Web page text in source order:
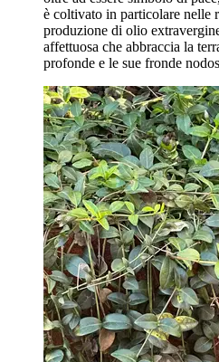
è coltivato in particolare nelle
produzione di olio
affettuosa che abbraccia la
profonde e le sue fronde